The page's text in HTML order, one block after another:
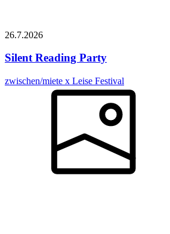
26.7.2026
Silent Reading Party
zwischen/miete x Leise Festival